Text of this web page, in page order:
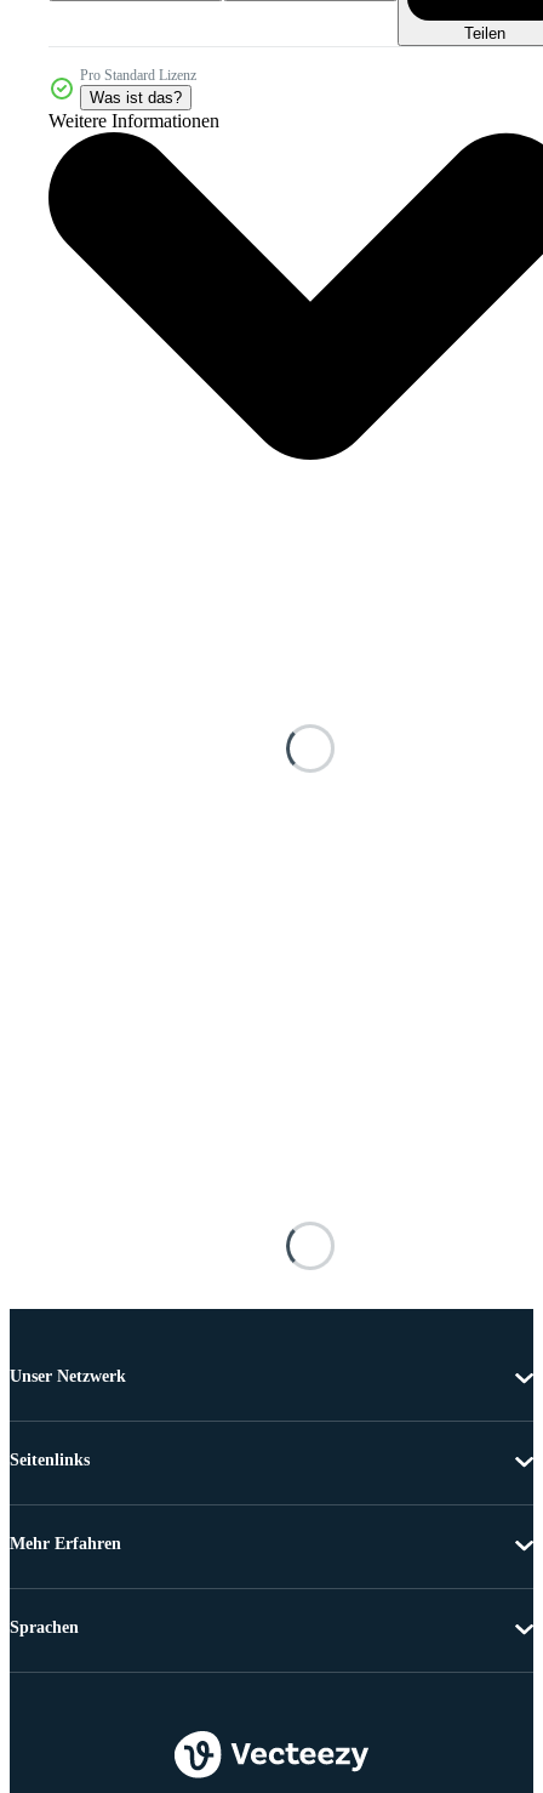
Teilen
Pro Standard Lizenz
Was ist das?
Weitere Informationen
Unser Netzwerk
Seitenlinks
Mehr Erfahren
Sprachen